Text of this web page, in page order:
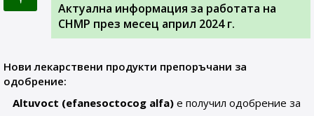
Актуална информация за работата на
CHMP през месец април 2024 г.
Нови лекарствени продукти препоръчани за
одобрение:
Altuvoct (efanesoctocog alfa) е получил одобрение за